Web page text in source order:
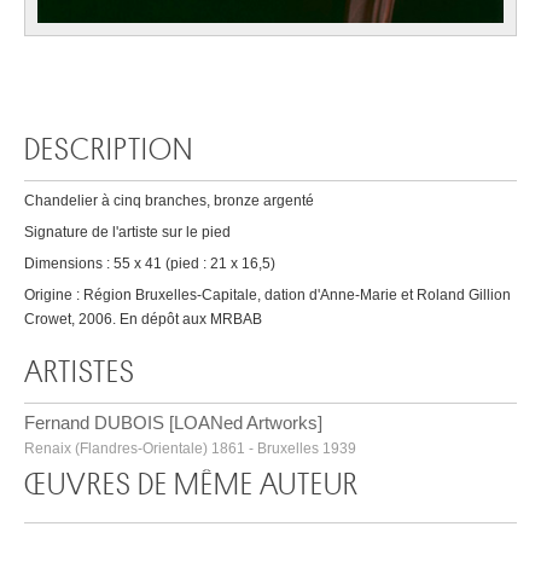
DESCRIPTION
Chandelier à cinq branches, bronze argenté
Signature de l'artiste sur le pied
Dimensions : 55 x 41 (pied : 21 x 16,5)
Origine : Région Bruxelles-Capitale, dation d'Anne-Marie et Roland Gillion
Crowet, 2006. En dépôt aux MRBAB
ARTISTES
Fernand DUBOIS [LOANed Artworks]
Renaix (Flandres-Orientale) 1861 - Bruxelles 1939
ŒUVRES DE MÊME AUTEUR